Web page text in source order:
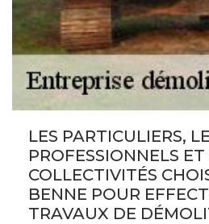
LES PARTICULIERS,
PROFESSIONNELS ET
COLLECTIVITÉS
BENNE POUR
TRAVAUX DE